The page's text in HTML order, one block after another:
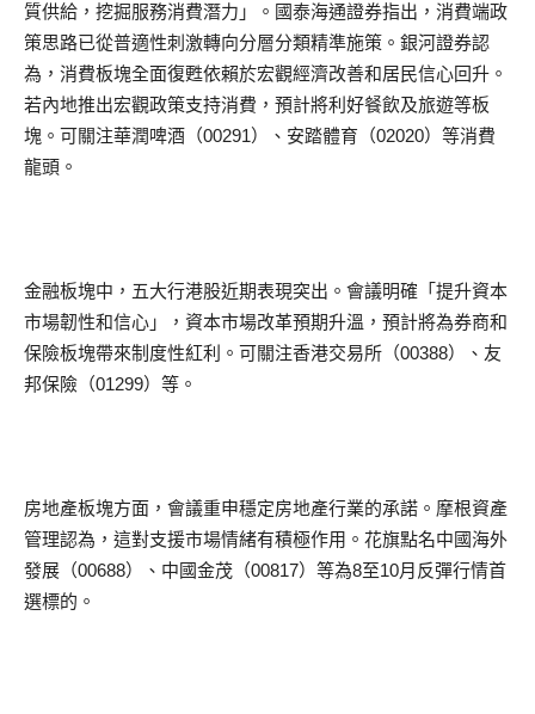
質供給，挖掘服務消費潛力」。國泰海通證券指出，消費端政
策思路已從普適性刺激轉向分層分類精準施策。銀河證券認
為，消費板塊全面復甦依賴於宏觀經濟改善和居民信心回升。
若內地推出宏觀政策支持消費，預計將利好餐飲及旅遊等板
塊。可關注華潤啤酒（00291）、安踏體育（02020）等消費
龍頭。
金融板塊中，五大行港股近期表現突出。會議明確「提升資本
市場韌性和信心」，資本市場改革預期升溫，預計將為券商和
保險板塊帶來制度性紅利。可關注香港交易所（00388）、友
邦保險（01299）等。
房地產板塊方面，會議重申穩定房地產行業的承諾。摩根資產
管理認為，這對支援市場情緒有積極作用。花旗點名中國海外
發展（00688）、中國金茂（00817）等為8至10月反彈行情首
選標的。